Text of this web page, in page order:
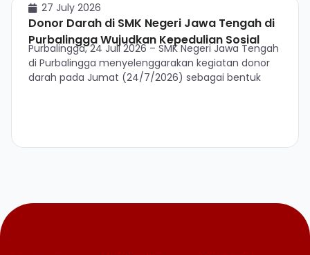
27 July 2026
Donor Darah di SMK Negeri Jawa Tengah di
Purbalingga Wujudkan Kepedulian Sosial
Purbalingga, 24 Juli 2026 – SMK Negeri Jawa Tengah
di Purbalingga menyelenggarakan kegiatan donor
darah pada Jumat (24/7/2026) sebagai bentuk